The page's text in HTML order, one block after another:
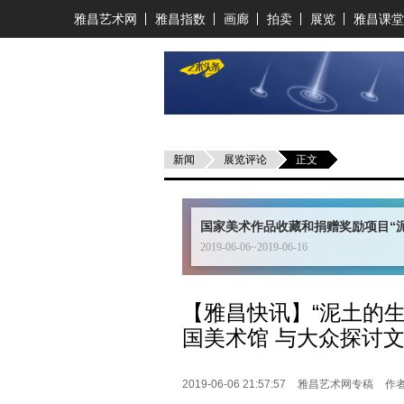
雅昌艺术网 雅昌指数 画廊 拍卖 展览 雅昌课堂
新闻 展览评论 正文
国家美术作品收藏和捐赠奖励项目“
2019-06-06~2019-06-16
【雅昌快讯】“泥土
国美术馆 与大众探讨
2019-06-06 21:57:57 雅昌艺术网专稿 作